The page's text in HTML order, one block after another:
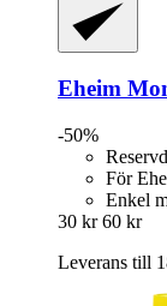
Eheim
-50%
För
Enkel
30 kr 60 kr
Leverans till